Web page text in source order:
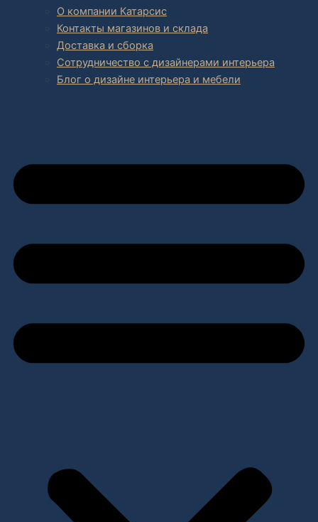
О компании Катарсис
Контакты магазинов и склада
Доставка и сборка
Сотрудничество с дизайнерами интерьера
Блог о дизайне интерьера и мебели